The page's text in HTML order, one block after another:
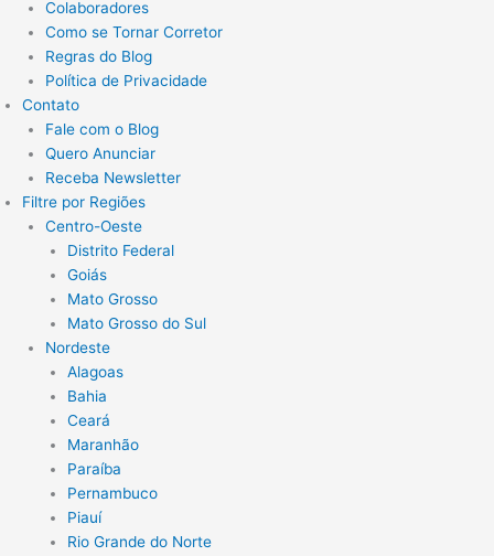
Colaboradores
Como se Tornar Corretor
Regras do Blog
Política de Privacidade
Contato
Fale com o Blog
Quero Anunciar
Receba Newsletter
Filtre por Regiões
Centro-Oeste
Distrito Federal
Goiás
Mato Grosso
Mato Grosso do Sul
Nordeste
Alagoas
Bahia
Ceará
Maranhão
Paraíba
Pernambuco
Piauí
Rio Grande do Norte